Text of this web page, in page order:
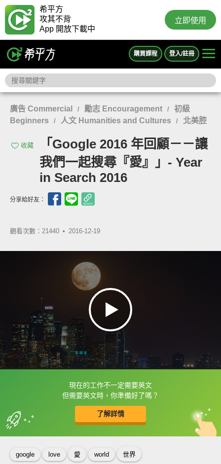
希平方
攻其不背
App 開放下載中
立即使用
購買課程 登入/註冊
廣告 Commercial / 勵志 Encouragement /
初級
Beginners
/ 人文 Humanities and Cultures / 北美腔
收藏
「Google 2016 年回顧－－讓
我們一起搜尋『愛』」- Year
in Search 2016
分享給好友：
觀看次數：21440 • 2016-12-19
現在的工作不一定需要英文
但需要英文時，你準備好了嗎？
了解詳情
框選或點兩下字幕可以直接查字典喔！
收錄佳句 中
英
google love 愛 world 世界